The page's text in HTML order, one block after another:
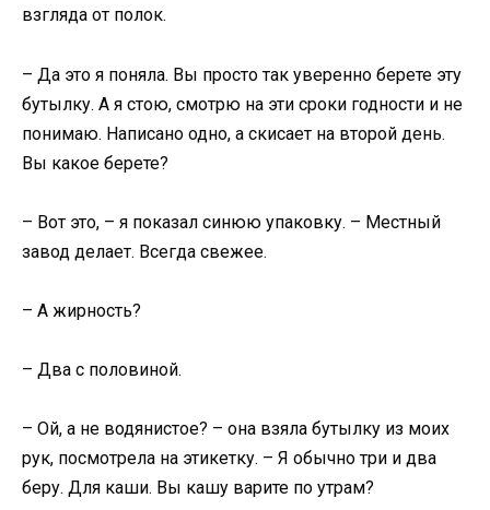
взгляда от полок.
– Да это я поняла. Вы просто так уверенно берете эту
бутылку. А я стою, смотрю на эти сроки годности и не
понимаю. Написано одно, а скисает на второй день.
Вы какое берете?
– Вот это, – я показал синюю упаковку. – Местный
завод делает. Всегда свежее.
– А жирность?
– Два с половиной.
– Ой, а не водянистое? – она взяла бутылку из моих
рук, посмотрела на этикетку. – Я обычно три и два
беру. Для каши. Вы кашу варите по утрам?